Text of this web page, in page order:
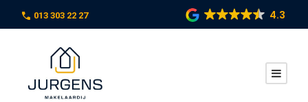
013 303 22 27 4.3